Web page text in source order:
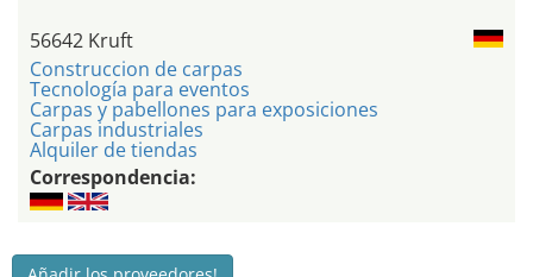
56642 Kruft
Construccion de carpas
Tecnología para eventos
Carpas y pabellones para exposiciones
Carpas industriales
Alquiler de tiendas
Correspondencia: